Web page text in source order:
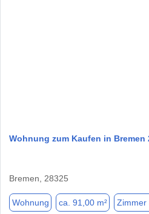
Wohnung zum Kaufen in Bremen
Bremen, 28325
Wohnung ca. 91,00 m² Zimmer